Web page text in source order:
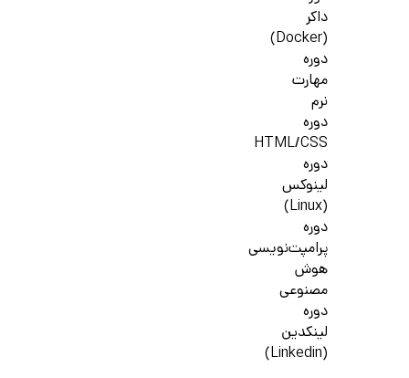
داکر
(Docker)
دوره
مهارت
نرم
دوره
HTML/CSS
دوره
لینوکس
(Linux)
دوره
پرامپت‌نویسی
هوش
مصنوعی
دوره
لینکدین
(Linkedin)